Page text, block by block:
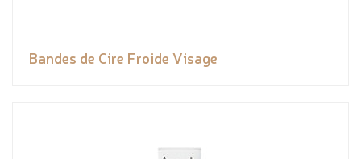
Bandes de Cire Froide Visage